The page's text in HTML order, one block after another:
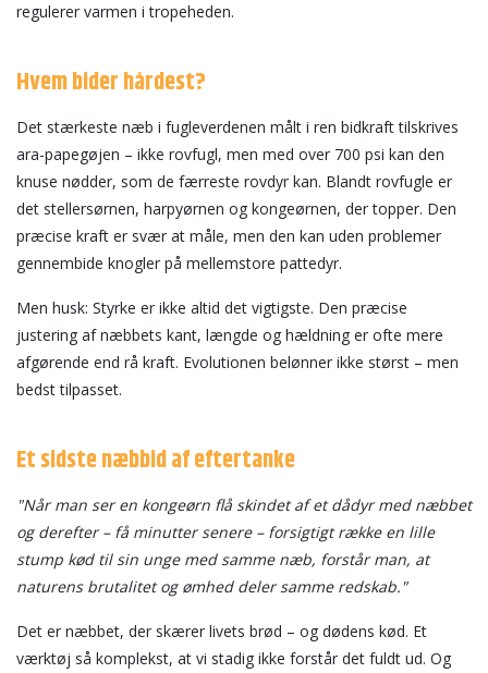
regulerer varmen i tropeheden.
Hvem bider hårdest?
Det stærkeste næb i fugleverdenen målt i ren bidkraft tilskrives
ara-papegøjen – ikke rovfugl, men med over 700 psi kan den
knuse nødder, som de færreste rovdyr kan. Blandt rovfugle er
det stellersørnen, harpyørnen og kongeørnen, der topper. Den
præcise kraft er svær at måle, men den kan uden problemer
gennembide knogler på mellemstore pattedyr.
Men husk: Styrke er ikke altid det vigtigste. Den præcise
justering af næbbets kant, længde og hældning er ofte mere
afgørende end rå kraft. Evolutionen belønner ikke størst – men
bedst tilpasset.
Et sidste næbbid af eftertanke
"Når man ser en kongeørn flå skindet af et dådyr med næbbet
og derefter – få minutter senere – forsigtigt række en lille
stump kød til sin unge med samme næb, forstår man, at
naturens brutalitet og ømhed deler samme redskab."
Det er næbbet, der skærer livets brød – og dødens kød. Et
værktøj så komplekst, at vi stadig ikke forstår det fuldt ud. Og